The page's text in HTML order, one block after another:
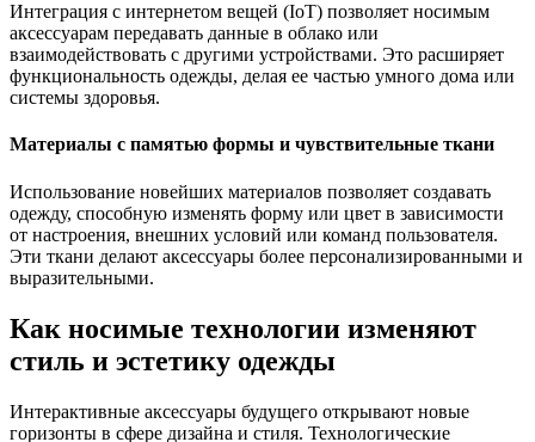
Интеграция с интернетом вещей (IoT) позволяет носимым
аксессуарам передавать данные в облако или
взаимодействовать с другими устройствами. Это расширяет
функциональность одежды, делая ее частью умного дома или
системы здоровья.
Материалы с памятью формы и чувствительные ткани
Использование новейших материалов позволяет создавать
одежду, способную изменять форму или цвет в зависимости
от настроения, внешних условий или команд пользователя.
Эти ткани делают аксессуары более персонализированными и
выразительными.
Как носимые технологии изменяют
стиль и эстетику одежды
Интерактивные аксессуары будущего открывают новые
горизонты в сфере дизайна и стиля. Технологические